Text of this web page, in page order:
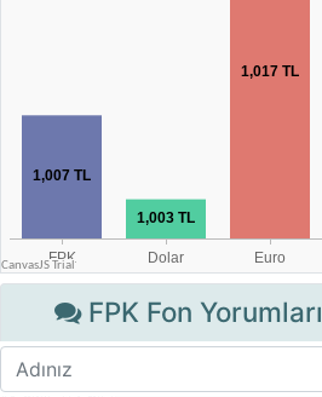
FPK Fon Yorumları